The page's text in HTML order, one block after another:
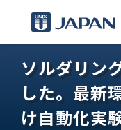
製品情報
IPC
ソルダリン
した。最新
け自動化実